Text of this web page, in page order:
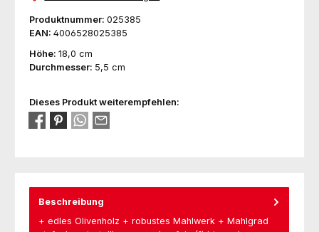
Produktnummer: 025385
EAN: 4006528025385
Höhe: 18,0 cm
Durchmesser: 5,5 cm
Dieses Produkt weiterempfehlen:
Beschreibung
+ edles Olivenholz + robustes Mahlwerk + Mahlgrad